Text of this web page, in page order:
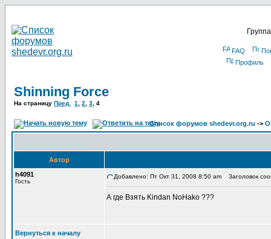
FAQ
Профиль
Shinning Force
На страницу Пред. 1 2 3 4
Список форумов shedevr.org.ru ->
Автор
h4091
Гость
Добавлено: Пт Окт 31, 2008 8:50 am Заголовок
А где Взять Kindan NoHako ???
Вернуться к началу